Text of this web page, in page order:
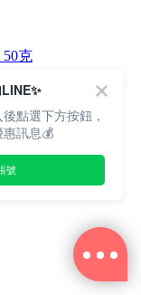
克
點選下方按鈕，
訊息💰
號